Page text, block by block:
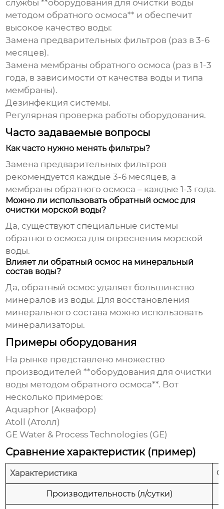
службы **оборудования для очистки воды
методом обратного осмоса** и обеспечит
высокое качество воды:
Замена предварительных фильтров (раз в 3-6
месяцев).
Замена мембраны обратного осмоса (раз в 1-3
года, в зависимости от качества воды и типа
мембраны).
Дезинфекция системы.
Регулярная проверка работы оборудования.
Часто задаваемые вопросы
Как часто нужно менять фильтры?
Замена предварительных фильтров
рекомендуется каждые 3-6 месяцев, а
мембраны обратного осмоса – каждые 1-3 года.
Можно ли использовать обратный осмос для
очистки морской воды?
Да, существуют специальные системы
обратного осмоса для опреснения морской
воды.
Влияет ли обратный осмос на минеральный
состав воды?
Да, обратный осмос удаляет большинство
минералов из воды. Для восстановления
минерального состава можно использовать
минерализаторы.
Примеры оборудования
На рынке представлено множество
производителей **оборудования для очистки
воды методом обратного осмоса**. Вот
несколько примеров:
Aquaphor (Аквафор)
Atoll (Атолл)
GE Water & Process Technologies (GE)
Сравнение характеристик (пример)
Характеристика
Производительность (л/сутки)